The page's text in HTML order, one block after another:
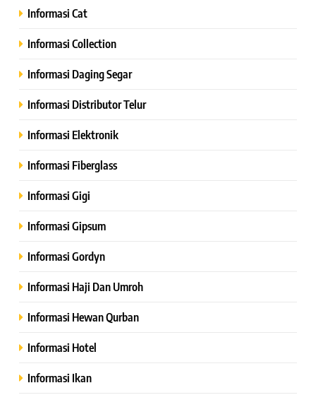
Informasi Cat
Informasi Collection
Informasi Daging Segar
Informasi Distributor Telur
Informasi Elektronik
Informasi Fiberglass
Informasi Gigi
Informasi Gipsum
Informasi Gordyn
Informasi Haji Dan Umroh
Informasi Hewan Qurban
Informasi Hotel
Informasi Ikan